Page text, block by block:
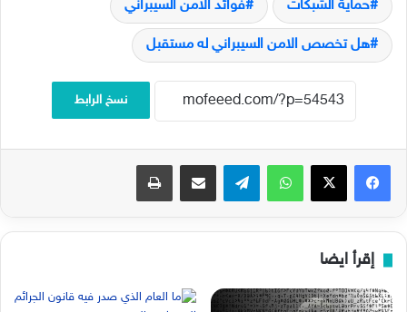
حماية الشبكات فوائد الأمن السيبراني
هل تخصص الامن السيبراني له مستقبل
نسخ الرابط
فيسبوك‫X واتساب تيلقرام مشاركة عبر البريد طباعة
إقرأ ايضا